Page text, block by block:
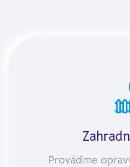
Provádíme